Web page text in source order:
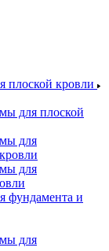
плоской кровли
для плоской
для
для
фундамента и
для